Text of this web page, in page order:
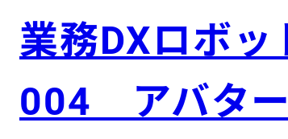
業務DXロボ
004 アバタ